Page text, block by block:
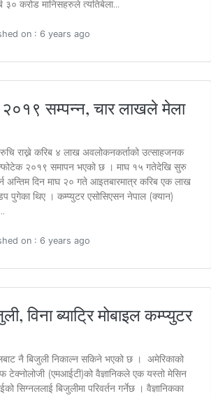
करोड मानिसहरुले त्यतिबेला...
on : 6 years ago
सम्पन्न, चार लाखले मेला
रुचि राख्ने करिब ४ लाख अवलोकनकर्ताको उत्साहजनक
२०१९ समापन भएको छ । माघ १५ गतेदेखि सुरु
अन्तिम दिन माघ २० गते आइतबारमात्र करिब एक लाख
पुगेका थिए । कम्प्युटर एसोसिएसन नेपाल (क्यान)
on : 6 years ago
विना ब्याट्रि मोबाइल कम्प्युटर
नै बिजुली निकाल्न सकिने भएको छ । अमेरिकाको
टेक्नोलोजी (एमआईटी)को वैज्ञानिकले एक यस्तो मेसिन
सिग्नललाई बिजुलीमा परिवर्तन गर्नेछ । वैज्ञानिकका